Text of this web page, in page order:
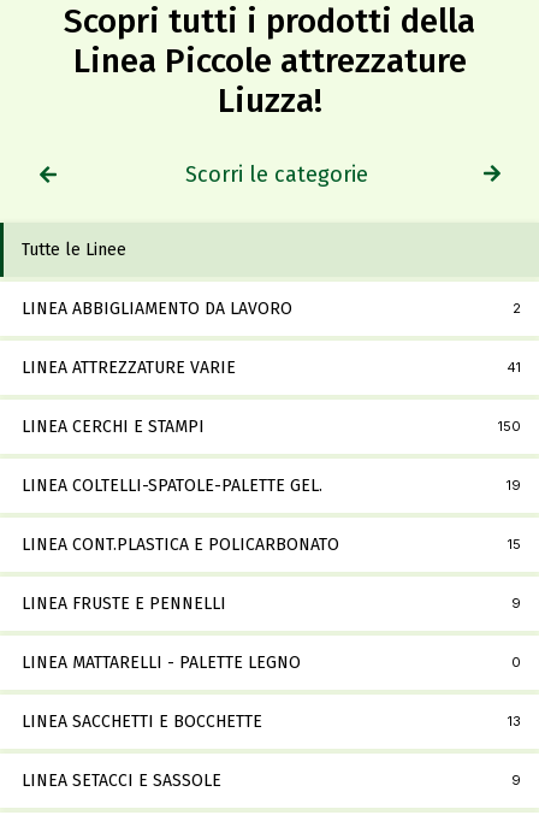
Scopri tutti i prodotti della
Linea Piccole attrezzature
Liuzza!​
Scorri le categorie
Tutte le Linee
LINEA ABBIGLIAMENTO DA LAVORO 2
LINEA ATTREZZATURE VARIE 41
LINEA CERCHI E STAMPI 150
LINEA COLTELLI-SPATOLE-PALETTE GEL. 19
LINEA CONT.PLASTICA E POLICARBONATO 15
LINEA FRUSTE E PENNELLI 9
LINEA MATTARELLI - PALETTE LEGNO 0
LINEA SACCHETTI E BOCCHETTE 13
LINEA SETACCI E SASSOLE 9